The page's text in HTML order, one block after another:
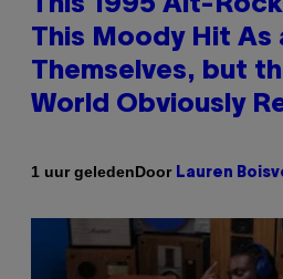
This 1995 Alt-
This Moody Hit As
Themselves, but
World Obviously
1 uur geledenDoor Lauren